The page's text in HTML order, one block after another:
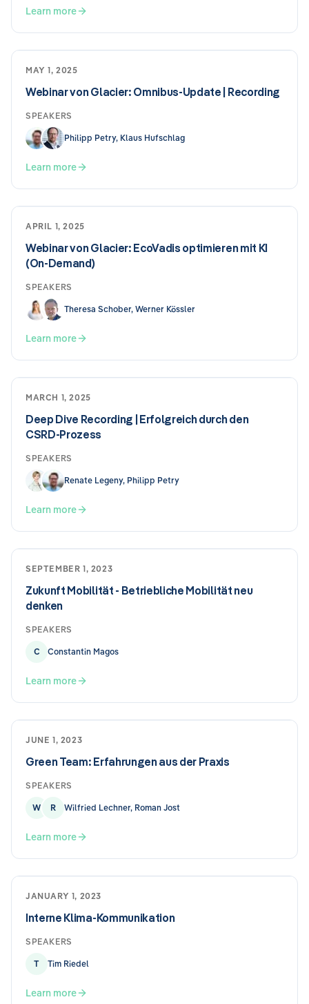
Learn more
MAY 1, 2025
Webinar von Glacier: Omnibus-Update | Recording
SPEAKERS
Philipp Petry, Klaus Hufschlag
Learn more
APRIL 1, 2025
Webinar von Glacier: EcoVadis optimieren mit KI
(On-Demand)
SPEAKERS
Theresa Schober, Werner Kössler
Learn more
MARCH 1, 2025
Deep Dive Recording | Erfolgreich durch den
CSRD-Prozess
SPEAKERS
Renate Legeny, Philipp Petry
Learn more
SEPTEMBER 1, 2023
Zukunft Mobilität - Betriebliche Mobilität neu
denken
SPEAKERS
C Constantin Magos
Learn more
JUNE 1, 2023
Green Team: Erfahrungen aus der Praxis
SPEAKERS
W R Wilfried Lechner, Roman Jost
Learn more
JANUARY 1, 2023
Interne Klima-Kommunikation
SPEAKERS
T Tim Riedel
Learn more